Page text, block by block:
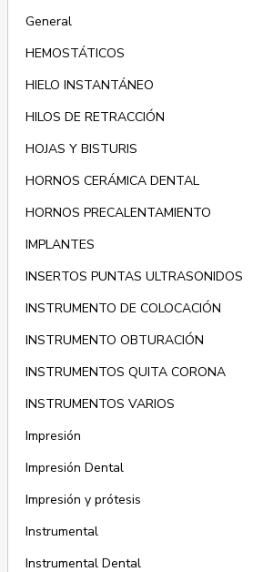
General
HEMOSTÁTICOS
HIELO INSTANTÁNEO
HILOS DE RETRACCIÓN
HOJAS Y BISTURIS
HORNOS CERÁMICA DENTAL
HORNOS PRECALENTAMIENTO
IMPLANTES
INSERTOS PUNTAS ULTRASONIDOS
INSTRUMENTO DE COLOCACIÓN
INSTRUMENTO OBTURACIÓN
INSTRUMENTOS QUITA CORONA
INSTRUMENTOS VARIOS
Impresión
Impresión Dental
Impresión y prótesis
Instrumental
Instrumental Dental